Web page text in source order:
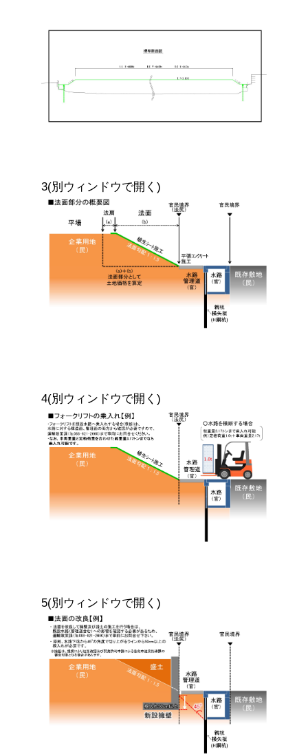
3(別ウィンドウで開く)
4(別ウィンドウで開く)
5(別ウィンドウで開く)